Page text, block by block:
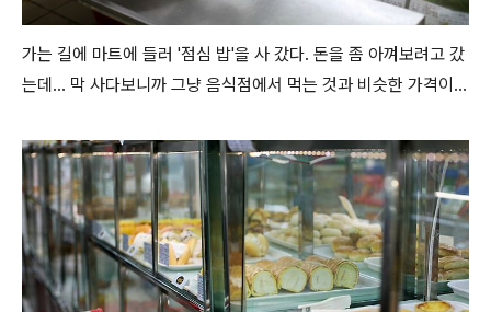
가는 길에 마트에 들러 '점심 밥'을 사 갔다. 돈을 좀 아껴보려고 갔
는데... 막 사다보니까 그냥 음식점에서 먹는 것과 비슷한 가격이...